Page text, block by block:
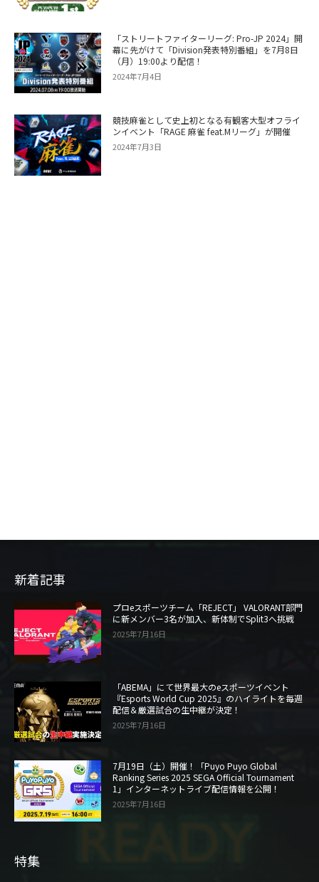
「ストリートファイターリーグ: Pro-JP 2024」開
幕に先がけて「Division発表特別番組」を7月8日
（月）19:00より配信！
2024年7月4日
競技麻雀として史上初となる有観客大型オフライ
ンイベント「RAGE 麻雀 feat.Mリーグ」が開催
2024年7月3日
新着記事
プロeスポーツチーム「REJECT」 VALORANT部門
に新メンバー3名が加入、新体制でSplit3へ挑戦
2025年7月16日
「ABEMA」にて世界最大のeスポーツイベント
『Esports World Cup 2025』のハイライトを毎週
配信＆厳選試合の生中継が決定！
2025年7月16日
7月19日（土）開催！「Puyo Puyo Global
Ranking Series 2025 SEGA Official Tournament
1」インターネットライブ配信情報を公開！
2025年7月16日
特集